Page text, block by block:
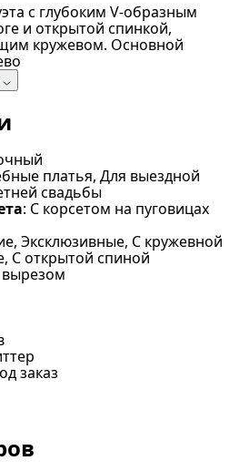
с глубоким V-образным
и открытой спинкой,
кружевом. Основной
платья, Для выездной
свадьбы
: С корсетом на пуговицах
Эксклюзивные, С кружевной
С открытой спиной
заказ